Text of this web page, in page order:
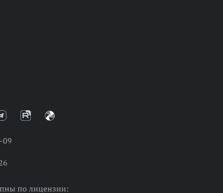
09
по лицензии: